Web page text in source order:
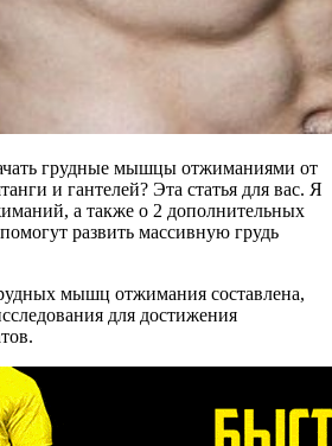
грудные мышцы отжиманиями от
и гантелей? Эта статья для вас. Я
а также о 2 дополнительных
развить массивную грудь
мышц отжимания составлена,
для достижения